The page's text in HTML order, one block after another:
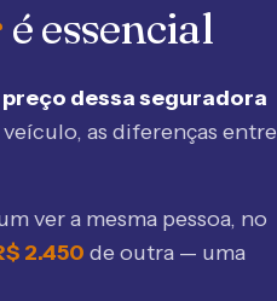
é essencial
dessa seguradora
as diferenças entre
ver a mesma pessoa, no
2.450 de outra — uma